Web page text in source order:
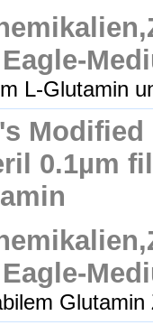
L-Glutamin
Modified
0.1µm
Glutamin